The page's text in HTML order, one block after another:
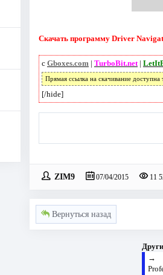
Скачать программу Driver
с Gboxes.com | TurboBit.net|
Прямая ссылка на скачивание доступна
[/hide]
ZIM9 07/04/2015 11
Вернуться назад
→